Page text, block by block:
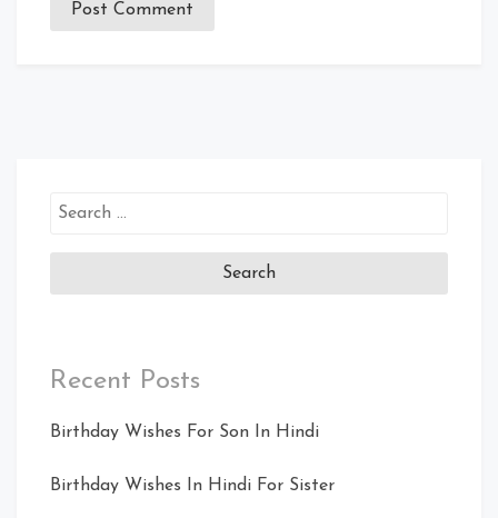
Search
Recent Posts
Birthday Wishes For Son In Hindi
Birthday Wishes In Hindi For Sister